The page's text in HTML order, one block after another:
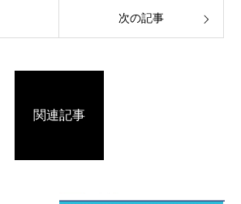
次の記事
関連記事